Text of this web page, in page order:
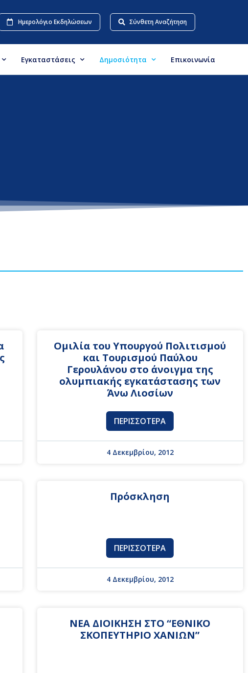
Ημερολόγιο Εκδηλώσεων Σύνθετη Αναζήτηση
Εγκαταστάσεις Δημοσιότητα Επικοινωνία
Ομιλία του Υπουργού Πολιτισμού
και Τουρισμού Παύλου
Γερουλάνου στο άνοιγμα της
ολυμπιακής εγκατάστασης των
Άνω Λιοσίων
ΠΕΡΙΣΣΌΤΕΡΑ
4 Δεκεμβρίου, 2012
Πρόσκληση
ΠΕΡΙΣΣΌΤΕΡΑ
4 Δεκεμβρίου, 2012
ΝΕΑ ΔΙΟΙΚΗΣΗ ΣΤΟ “ΕΘΝΙΚΟ
ΣΚΟΠΕΥΤΗΡΙΟ ΧΑΝΙΩΝ”